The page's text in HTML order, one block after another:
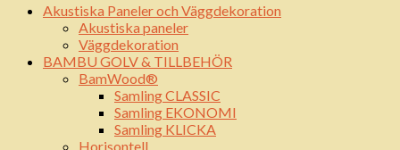
Akustiska Paneler och Väggdekoration
Akustiska paneler
Väggdekoration
BAMBU GOLV & TILLBEHÖR
BamWood®
Samling CLASSIC
Samling EKONOMI
Samling KLICKA
Horisontell